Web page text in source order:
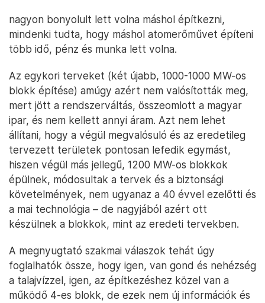
nagyon bonyolult lett volna máshol építkezni,
mindenki tudta, hogy máshol atomerőművet építeni
több idő, pénz és munka lett volna.
Az egykori terveket (két újabb, 1000-1000 MW-os
blokk építése) amúgy azért nem valósították meg,
mert jött a rendszerváltás, összeomlott a magyar
ipar, és nem kellett annyi áram. Azt nem lehet
állítani, hogy a végül megvalósuló és az eredetileg
tervezett területek pontosan lefedik egymást,
hiszen végül más jellegű, 1200 MW-os blokkok
épülnek, módosultak a tervek és a biztonsági
követelmények, nem ugyanaz a 40 évvel ezelőtti és
a mai technológia – de nagyjából azért ott
készülnek a blokkok, mint az eredeti tervekben.
A megnyugtató szakmai válaszok tehát úgy
foglalhatók össze, hogy igen, van gond és nehézség
a talajvízzel, igen, az építkezéshez közel van a
működő 4-es blokk, de ezek nem új információk és